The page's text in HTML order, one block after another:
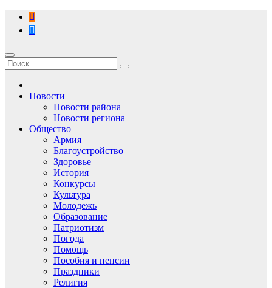
Перейти
содержимому
Новости
Новости района
Новости региона
Общество
Армия
Благоустройство
Здоровье
История
Конкурсы
Культура
Молодежь
Образование
Патриотизм
Погода
Помощь
Пособия и пенсии
Праздники
Религия